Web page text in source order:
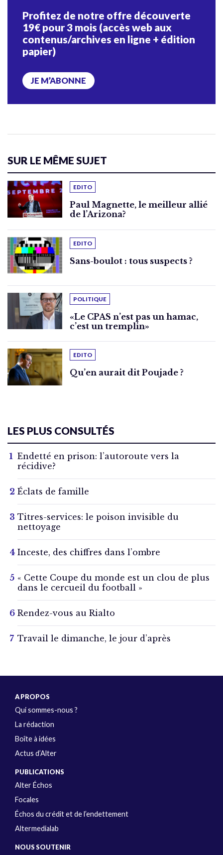
Profitez de notre offre découverte
19€ pour 3 mois (accès web aux
contenus/archives en ligne + édition
papier)
JE M’ABONNE
SUR LE MÊME SUJET
EDITO
Paul Magnette, le meilleur allié
de l’Arizona?
EDITO
Sans-boulot : tous suspects ?
POLITIQUE
«Le CPAS n’est pas un hamac,
c’est un tremplin»
EDITO
Qu’en aurait dit Poujade ?
LES PLUS CONSULTÉS
Endetté en prison: l’autoroute vers la
récidive?
Éclats de famille
Titres-services: le poison invisible du
nettoyage
Inceste, des chiffres dans l’ombre
« Cette Coupe du monde est un clou de plus
dans le cercueil du football »
Rendez-vous au Rialto
Travail le dimanche, le jour d’après
A PROPOS
Qui sommes-nous ?
La rédaction
Boîte à idées
Actus d’Alter
PUBLICATIONS
Alter Échos
Focales
Échos du crédit et de l’endettement
Altermedialab
NOUS SOUTENIR